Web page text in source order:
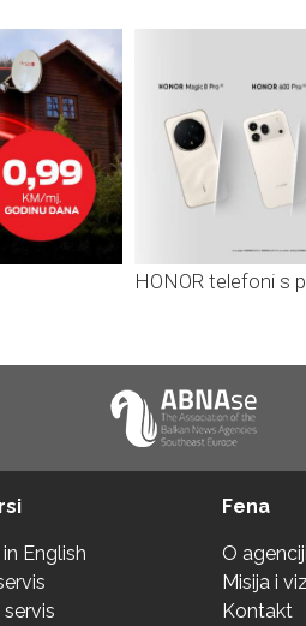
HONOR telefoni s
English
Fena
O agenciji
Misija i
Kontakt